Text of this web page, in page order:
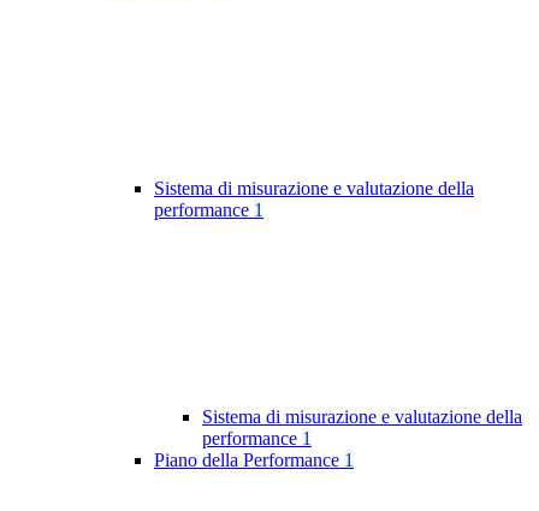
Sistema di misurazione e valutazione della
performance 1
Sistema di misurazione e valutazione della
performance 1
Piano della Performance 1